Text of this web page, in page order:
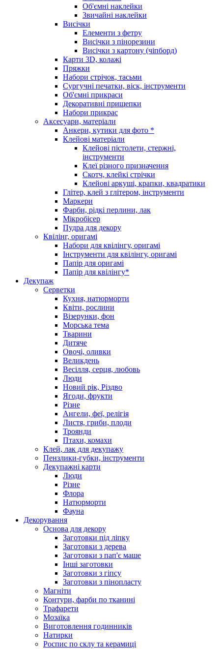
Об'ємні наклейки
Звичайні наклейки
Висічки
Елементи з фетру
Висічки з пінорезини
Висічки з картону (чіпборд)
Карти 3D, колажі
Пряжки
Набори стрічок, тасьми
Сургучні печатки, віск, інструменти
Об'ємні прикраси
Декоративні прищепки
Набори прикрас
Аксесуари, матеріали
Анкери, кутики для фото *
Клейові матеріали
Клейові пістолети, стержні,
інструменти
Клеї різного призначення
Скотч, клейкі стрічки
Клейові аркуші, крапки, квадратики
Глітер, клей з глітером, інструменти
Маркери
Фарби, рідкі перлини, лак
Мікробісер
Пудра для декору
Квілінг, оригамі
Набори для квілінгу, оригамі
Інструменти для квілінгу, оригамі
Папір для оригамі
Папір для квілінгу*
Декупаж
Серветки
Кухня, натюрморти
Квіти, рослини
Візерунки, фон
Морська тема
Тварини
Дитяче
Овочі, оливки
Великдень
Весілля, серця, любовь
Люди
Новий рік, Різдво
Ягоди, фрукти
Різне
Ангели, феї, релігія
Листя, гриби, плоди
Троянди
Птахи, комахи
Клей, лак для декупажу
Пензлики-губки, інструменти
Декупажні карти
Люди
Різне
Флора
Натюрморти
Фауна
Декорування
Основа для декору
Заготовки під ліпку
Заготовки з дерева
Заготовки з пап'є маше
Інші заготовки
Заготовки з гіпсу
Заготовки з пінопласту
Магніти
Контури, фарби по тканині
Трафарети
Мозаїка
Виготовлення годинників
Натирки
Роспис по склу та керамиці